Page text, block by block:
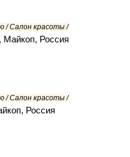
/ Салон красоты /
Майкоп, Россия
/ Салон красоты /
Россия